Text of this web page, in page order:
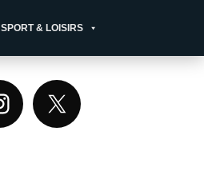
SPORT & LOISIRS